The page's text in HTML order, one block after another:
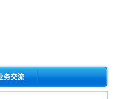
务交流